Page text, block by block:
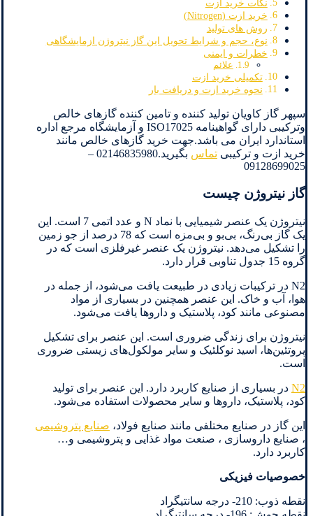
نکات خرید ازت
خرید ازت (Nitrogen)
روش های تولید
نوع، حجم و شرایط تحویل این گاز نیتروژن ازمایشگاهی
خطرات و ایمنی
علائم
تکمیلی خرید ازت
نحوه خرید ازت و دریافت بار
سپهر گاز کاویان تولید کننده و تامین کننده گازهای خالص
وترکیبی دارای گواهینامه ISO17025 و آزمایشگاه مرجع اداره
استاندارد ایران می باشد.جهت خرید گازهای خالص مانند
خرید ازت و ترکیبی تماس
بگیرید.02146835980 –
09128699025
گاز نیتروژن چیست
نیتروژن یک عنصر شیمیایی با نماد N و عدد اتمی 7 است. این
یک گاز بی‌رنگ، بی‌بو و بی‌مزه است که 78 درصد از جو زمین
را تشکیل می‌دهد. نیتروژن یک عنصر غیرفلزی است که در
گروه 15 جدول تناوبی قرار دارد.
N2 در ترکیبات زیادی در طبیعت یافت می‌شود، از جمله در
هوا، آب و خاک. این عنصر همچنین در بسیاری از مواد
مصنوعی مانند کود، پلاستیک و داروها یافت می‌شود.
نیتروژن برای زندگی ضروری است. این عنصر برای تشکیل
پروتئین‌ها، اسید نوکلئیک و سایر مولکول‌های زیستی ضروری
است.
N2 در بسیاری از صنایع کاربرد دارد. این عنصر برای تولید
کود، پلاستیک، داروها و سایر محصولات استفاده می‌شود.
این گاز در صنایع مختلفی مانند صنایع فولاد، صنایع پتروشیمی
، صنایع داروسازی ، صنعت مواد غذایی و پتروشیمی و…
کاربرد دارد.
خصوصیات فیزیکی
نقطه ذوب: 210- درجه سانتیگراد